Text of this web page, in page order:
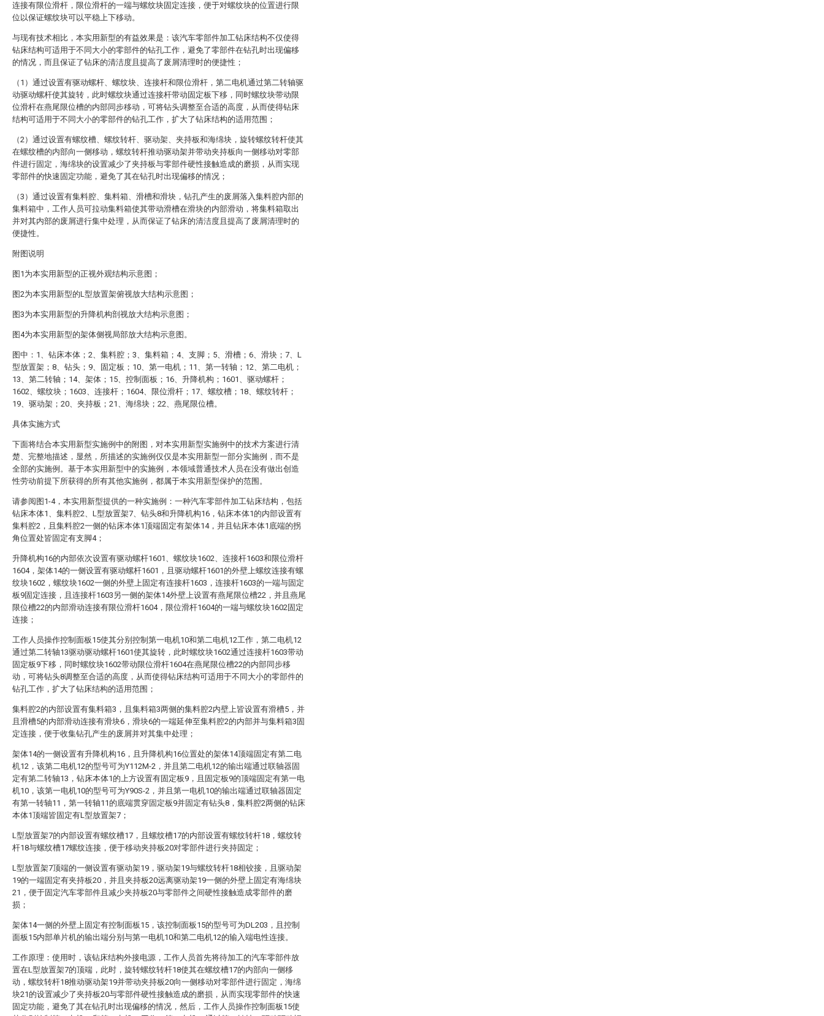
连接有限位滑杆，限位滑杆的一端与螺纹块固定连接，便于对螺纹块的位置进行限
位以保证螺纹块可以平稳上下移动。
与现有技术相比，本实用新型的有益效果是：该汽车零部件加工钻床结构不仅使得
钻床结构可适用于不同大小的零部件的钻孔工作，避免了零部件在钻孔时出现偏移
的情况，而且保证了钻床的清洁度且提高了废屑清理时的便捷性；
（1）通过设置有驱动螺杆、螺纹块、连接杆和限位滑杆，第二电机通过第二转轴驱
动驱动螺杆使其旋转，此时螺纹块通过连接杆带动固定板下移，同时螺纹块带动限
位滑杆在燕尾限位槽的内部同步移动，可将钻头调整至合适的高度，从而使得钻床
结构可适用于不同大小的零部件的钻孔工作，扩大了钻床结构的适用范围；
（2）通过设置有螺纹槽、螺纹转杆、驱动架、夹持板和海绵块，旋转螺纹转杆使其
在螺纹槽的内部向一侧移动，螺纹转杆推动驱动架并带动夹持板向一侧移动对零部
件进行固定，海绵块的设置减少了夹持板与零部件硬性接触造成的磨损，从而实现
零部件的快速固定功能，避免了其在钻孔时出现偏移的情况；
（3）通过设置有集料腔、集料箱、滑槽和滑块，钻孔产生的废屑落入集料腔内部的
集料箱中，工作人员可拉动集料箱使其带动滑槽在滑块的内部滑动，将集料箱取出
并对其内部的废屑进行集中处理，从而保证了钻床的清洁度且提高了废屑清理时的
便捷性。
附图说明
图1为本实用新型的正视外观结构示意图；
图2为本实用新型的L型放置架俯视放大结构示意图；
图3为本实用新型的升降机构剖视放大结构示意图；
图4为本实用新型的架体侧视局部放大结构示意图。
图中：1、钻床本体；2、集料腔；3、集料箱；4、支脚；5、滑槽；6、滑块；7、L
型放置架；8、钻头；9、固定板；10、第一电机；11、第一转轴；12、第二电机；
13、第二转轴；14、架体；15、控制面板；16、升降机构；1601、驱动螺杆；
1602、螺纹块；1603、连接杆；1604、限位滑杆；17、螺纹槽；18、螺纹转杆；
19、驱动架；20、夹持板；21、海绵块；22、燕尾限位槽。
具体实施方式
下面将结合本实用新型实施例中的附图，对本实用新型实施例中的技术方案进行清
楚、完整地描述，显然，所描述的实施例仅仅是本实用新型一部分实施例，而不是
全部的实施例。基于本实用新型中的实施例，本领域普通技术人员在没有做出创造
性劳动前提下所获得的所有其他实施例，都属于本实用新型保护的范围。
请参阅图1-4，本实用新型提供的一种实施例：一种汽车零部件加工钻床结构，包括
钻床本体1、集料腔2、L型放置架7、钻头8和升降机构16，钻床本体1的内部设置有
集料腔2，且集料腔2一侧的钻床本体1顶端固定有架体14，并且钻床本体1底端的拐
角位置处皆固定有支脚4；
升降机构16的内部依次设置有驱动螺杆1601、螺纹块1602、连接杆1603和限位滑杆
1604，架体14的一侧设置有驱动螺杆1601，且驱动螺杆1601的外壁上螺纹连接有螺
纹块1602，螺纹块1602一侧的外壁上固定有连接杆1603，连接杆1603的一端与固定
板9固定连接，且连接杆1603另一侧的架体14外壁上设置有燕尾限位槽22，并且燕尾
限位槽22的内部滑动连接有限位滑杆1604，限位滑杆1604的一端与螺纹块1602固定
连接；
工作人员操作控制面板15使其分别控制第一电机10和第二电机12工作，第二电机12
通过第二转轴13驱动驱动螺杆1601使其旋转，此时螺纹块1602通过连接杆1603带动
固定板9下移，同时螺纹块1602带动限位滑杆1604在燕尾限位槽22的内部同步移
动，可将钻头8调整至合适的高度，从而使得钻床结构可适用于不同大小的零部件的
钻孔工作，扩大了钻床结构的适用范围；
集料腔2的内部设置有集料箱3，且集料箱3两侧的集料腔2内壁上皆设置有滑槽5，并
且滑槽5的内部滑动连接有滑块6，滑块6的一端延伸至集料腔2的内部并与集料箱3固
定连接，便于收集钻孔产生的废屑并对其集中处理；
架体14的一侧设置有升降机构16，且升降机构16位置处的架体14顶端固定有第二电
机12，该第二电机12的型号可为Y112M-2，并且第二电机12的输出端通过联轴器固
定有第二转轴13，钻床本体1的上方设置有固定板9，且固定板9的顶端固定有第一电
机10，该第一电机10的型号可为Y90S-2，并且第一电机10的输出端通过联轴器固定
有第一转轴11，第一转轴11的底端贯穿固定板9并固定有钻头8，集料腔2两侧的钻床
本体1顶端皆固定有L型放置架7；
L型放置架7的内部设置有螺纹槽17，且螺纹槽17的内部设置有螺纹转杆18，螺纹转
杆18与螺纹槽17螺纹连接，便于移动夹持板20对零部件进行夹持固定；
L型放置架7顶端的一侧设置有驱动架19，驱动架19与螺纹转杆18相铰接，且驱动架
19的一端固定有夹持板20，并且夹持板20远离驱动架19一侧的外壁上固定有海绵块
21，便于固定汽车零部件且减少夹持板20与零部件之间硬性接触造成零部件的磨
损；
架体14一侧的外壁上固定有控制面板15，该控制面板15的型号可为DL203，且控制
面板15内部单片机的输出端分别与第一电机10和第二电机12的输入端电性连接。
工作原理：使用时，该钻床结构外接电源，工作人员首先将待加工的汽车零部件放
置在L型放置架7的顶端，此时，旋转螺纹转杆18使其在螺纹槽17的内部向一侧移
动，螺纹转杆18推动驱动架19并带动夹持板20向一侧移动对零部件进行固定，海绵
块21的设置减少了夹持板20与零部件硬性接触造成的磨损，从而实现零部件的快速
固定功能，避免了其在钻孔时出现偏移的情况，然后，工作人员操作控制面板15使